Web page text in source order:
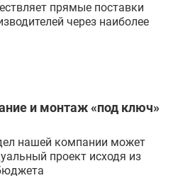
прямые поставки
через наиболее
и монтаж «под ключ»
нашей компании может
проект исходя из